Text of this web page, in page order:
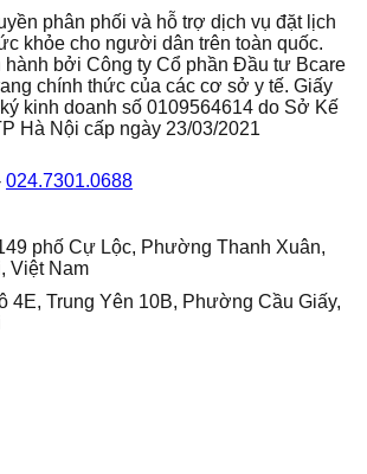
phân phối và hỗ trợ dịch vụ đặt lịch
khỏe cho người dân trên toàn quốc.
bởi Công ty Cổ phần Đầu tư Bcare
chính thức của các cơ sở y tế. Giấy
kinh doanh số 0109564614 do Sở Kế
Hà Nội cấp ngày 23/03/2021
024.7301.0688
phố Cự Lộc, Phường Thanh Xuân,
Việt Nam
4E, Trung Yên 10B, Phường Cầu Giấy,